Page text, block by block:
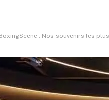
: Nos souvenirs les